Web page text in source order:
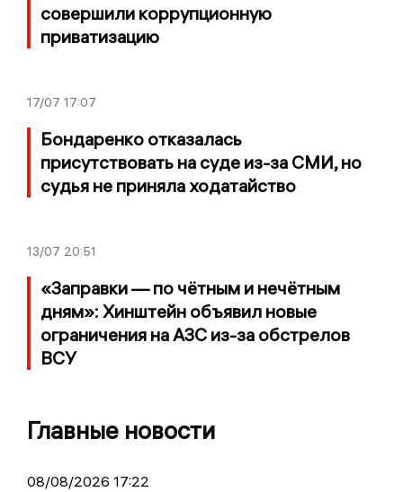
совершили коррупционную
приватизацию
17/07 17:07
Бондаренко отказалась
присутствовать на суде из-за СМИ, но
судья не приняла ходатайство
13/07 20:51
«Заправки — по чётным и нечётным
дням»: Хинштейн объявил новые
ограничения на АЗС из-за обстрелов
ВСУ
Главные новости
08/08/2026 17:22